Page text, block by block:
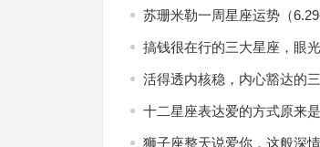
苏珊米勒一周星座运势（6.29-
搞钱很在行的三大星座，眼
活得透内核稳，内心豁达的
十二星座表达爱的方式原来
狮子座整天说爱你，这般深